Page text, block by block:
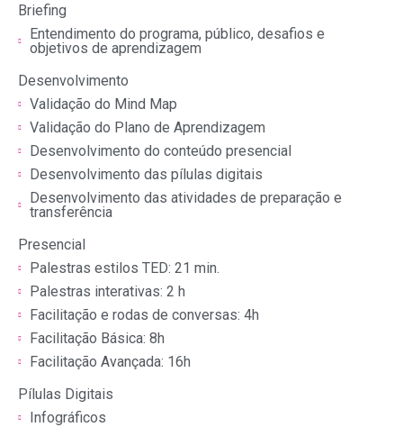
Briefing
Entendimento do programa, público, desafios e
objetivos de aprendizagem
Desenvolvimento
Validação do Mind Map
Validação do Plano de Aprendizagem
Desenvolvimento do conteúdo presencial
Desenvolvimento das pílulas digitais
Desenvolvimento das atividades de preparação e
transferência
Presencial
Palestras estilos TED: 21 min.
Palestras interativas: 2 h
Facilitação e rodas de conversas: 4h
Facilitação Básica: 8h
Facilitação Avançada: 16h
Pílulas Digitais
Infográficos